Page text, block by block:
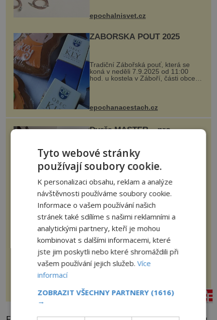
kovový...
epochalnisvet.cz
ZÁBOŘSKÁ POUŤ 2025
Tradiční Zábořská pouť, která se
koná v neděli 7.9.2025 od 11:00
hod. u kostela v Záboří, části obce
Kly u Mělníka. V programu naleznete
komentovanou prohlídku kostela,
epochanacestach.cz
Dveře MASTER – pro
Otočné dveře MASTER, opláštění
kůže antik, skrytá zárubeň AKTIVE
zakázku často vyžadují atypické
rozměry nejen nábytku, ale i
otvorových prvků. Technické zázemí
dnes umož...
iluxus.cz
Konec Vagnerové s
Francouzem?
Smutný konec příběhu? Herečka ze
seriálu Studna, Hana Vagnerová
(42), poslední dobou nepůsobí
nasehvezdy.cz
Tyto webové stránky
používají soubory cookie.
K personalizaci obsahu, reklam a analýze
návštěvnosti používáme soubory cookie.
Informace o vašem používání našich
stránek také sdílíme s našimi reklamními a
analytickými partnery, kteří je mohou
kombinovat s dalšími informacemi, které
jste jim poskytli nebo které shromáždili při
vašem používání jejich služeb.Více
informací
ZOBRAZIT VŠECHNY PARTNERY (1616)
→